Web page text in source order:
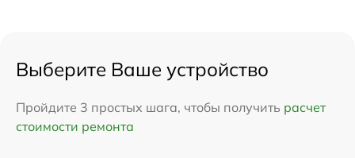
Выберите Ваше устройство
Пройдите 3 простых шага, чтобы получить расчет
стоимости ремонта